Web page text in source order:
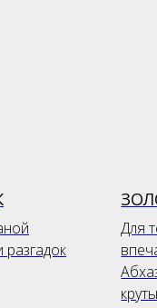
Для